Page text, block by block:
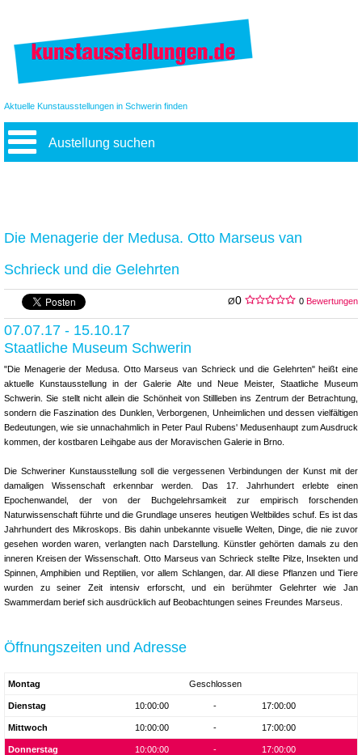
Aktuelle Kunstausstellungen in Schwerin finden
Austellung suchen
Die Menagerie der Medusa. Otto Marseus van
Schrieck und die Gelehrten
Ø0 0 Bewertungen
07.07.17 - 15.10.17
Staatliche Museum Schwerin
"Die Menagerie der Medusa. Otto Marseus van Schrieck und die Gelehrten" heißt eine
aktuelle Kunstausstellung in der Galerie Alte und Neue Meister, Staatliche Museum
Schwerin. Sie stellt nicht allein die Schönheit von Stillleben ins Zentrum der Betrachtung,
sondern die Faszination des Dunklen, Verborgenen, Unheimlichen und dessen vielfältigen
Bedeutungen, wie sie unnachahmlich in Peter Paul Rubens' Medusenhaupt zum Ausdruck
kommen, der kostbaren Leihgabe aus der Moravischen Galerie in Brno.
Die Schweriner Kunstausstellung soll die vergessenen Verbindungen der Kunst mit der
damaligen Wissenschaft erkennbar werden. Das 17. Jahrhundert erlebte einen
Epochenwandel, der von der Buchgelehrsamkeit zur empirisch forschenden
Naturwissenschaft führte und die Grundlage unseres heutigen Weltbildes schuf. Es ist das
Jahrhundert des Mikroskops. Bis dahin unbekannte visuelle Welten, Dinge, die nie zuvor
gesehen worden waren, verlangten nach Darstellung. Künstler gehörten damals zu den
inneren Kreisen der Wissenschaft. Otto Marseus van Schrieck stellte Pilze, Insekten und
Spinnen, Amphibien und Reptilien, vor allem Schlangen, dar. All diese Pflanzen und Tiere
wurden zu seiner Zeit intensiv erforscht, und ein berühmter Gelehrter wie Jan
Swammerdam berief sich ausdrücklich auf Beobachtungen seines Freundes Marseus.
Öffnungszeiten und Adresse
Montag Geschlossen
Dienstag 10:00:00 - 17:00:00
Mittwoch 10:00:00 - 17:00:00
Donnerstag 10:00:00 - 17:00:00